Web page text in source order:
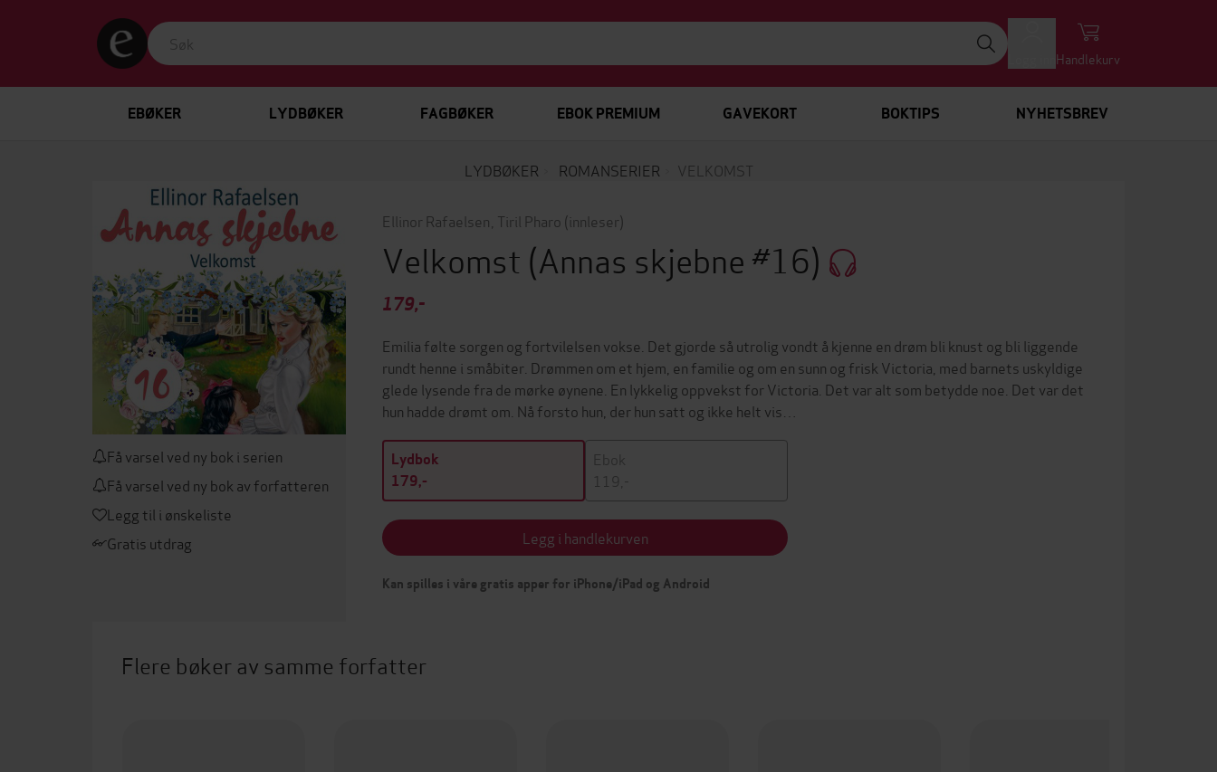
Handlekurv
EBØKER LYDBØKER FAGBØKER EBOK PREMIUM GAVEKORT BOKTIPS NYHETSBREV
LYDBØKER ROMANSERIER VELKOMST
Få varsel ved ny bok i serien
Få varsel ved ny bok av forfatteren
Legg til i ønskeliste
Gratis utdrag
Ellinor Rafaelsen Tiril Pharo (innleser)
Velkomst (Annas skjebne #16)
179,-
Emilia følte sorgen og fortvilelsen vokse. Det gjorde så utrolig vondt å kjenne en drøm bli knust og bli liggende
rundt henne i småbiter. Drømmen om et hjem, en familie og om en sunn og frisk Victoria, med barnets uskyldige
glede lysende fra de mørke øynene. En lykkelig oppvekst for Victoria. Det var alt som betydde noe. Det var det
hun hadde drømt om. Nå forsto hun, der hun satt og ikke helt vis…
Lydbok
179,-
Ebok
119,-
Legg i handlekurven
Kan spilles i våre gratis apper for iPhone/iPad og Android
Flere bøker av samme forfatter